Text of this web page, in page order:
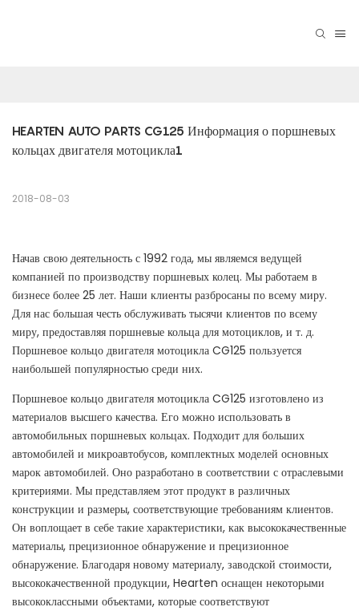
HEARTEN AUTO PARTS CG125 Информация о поршневых
кольцах двигателя мотоцикла1
2018-08-03
Начав свою деятельность с 1992 года, мы являемся ведущей
компанией по производству поршневых колец. Мы работаем в
бизнесе более 25 лет. Наши клиенты разбросаны по всему миру.
Для нас большая честь обслуживать тысячи клиентов по всему
миру, предоставляя поршневые кольца для мотоциклов, и т. д.
Поршневое кольцо двигателя мотоцикла CG125 пользуется
наибольшей популярностью среди них.
Поршневое кольцо двигателя мотоцикла CG125 изготовлено из
материалов высшего качества. Его можно использовать в
автомобильных поршневых кольцах. Подходит для больших
автомобилей и микроавтобусов, комплектных моделей основных
марок автомобилей. Оно разработано в соответствии с отраслевыми
критериями. Мы представляем этот продукт в различных
конструкции и размеры, соответствующие требованиям клиентов.
Он воплощает в себе такие характеристики, как высококачественные
материалы, прецизионное обнаружение и прецизионное
обнаружение. Благодаря новому материалу, заводской стоимости,
высококачественной продукции, Hearten оснащен некоторыми
высококлассными объектами, которые соответствуют